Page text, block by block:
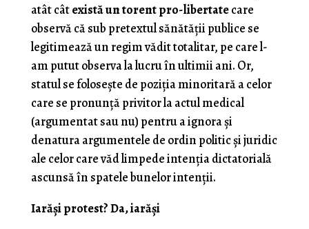
atât câtexistă un torent pro-libertatecare
observă că sub pretextul sănătăţii publice se
legitimează un regim vădit totalitar, pe care l-
am putut observa la lucru în ultimii ani. Or,
statul se foloseşte de poziţia minoritară a celor
care se pronunţă privitor la actul medical
(argumentat sau nu) pentru a ignora şi
denatura argumentele de ordin politic şi juridic
ale celor care văd limpede intenţia dictatorială
ascunsă în spatele bunelor intenţii.
Iarăşi protest? Da, iarăşi